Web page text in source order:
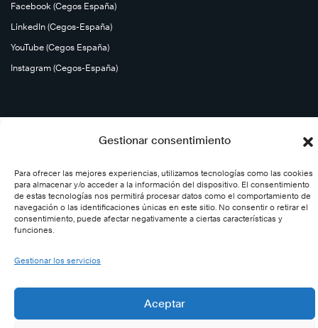
Gestionar consentimiento
Para ofrecer las mejores experiencias, utilizamos tecnologías como las cookies
para almacenar y/o acceder a la información del dispositivo. El consentimiento
de estas tecnologías nos permitirá procesar datos como el comportamiento de
navegación o las identificaciones únicas en este sitio. No consentir o retirar el
consentimiento, puede afectar negativamente a ciertas características y
funciones.
Gestionar los servicios
Aceptar
Saber
Facebook (Cegos España)
LinkedIn (Cegos-España)
YouTube (Cegos España)
Instagram (Cegos-España)